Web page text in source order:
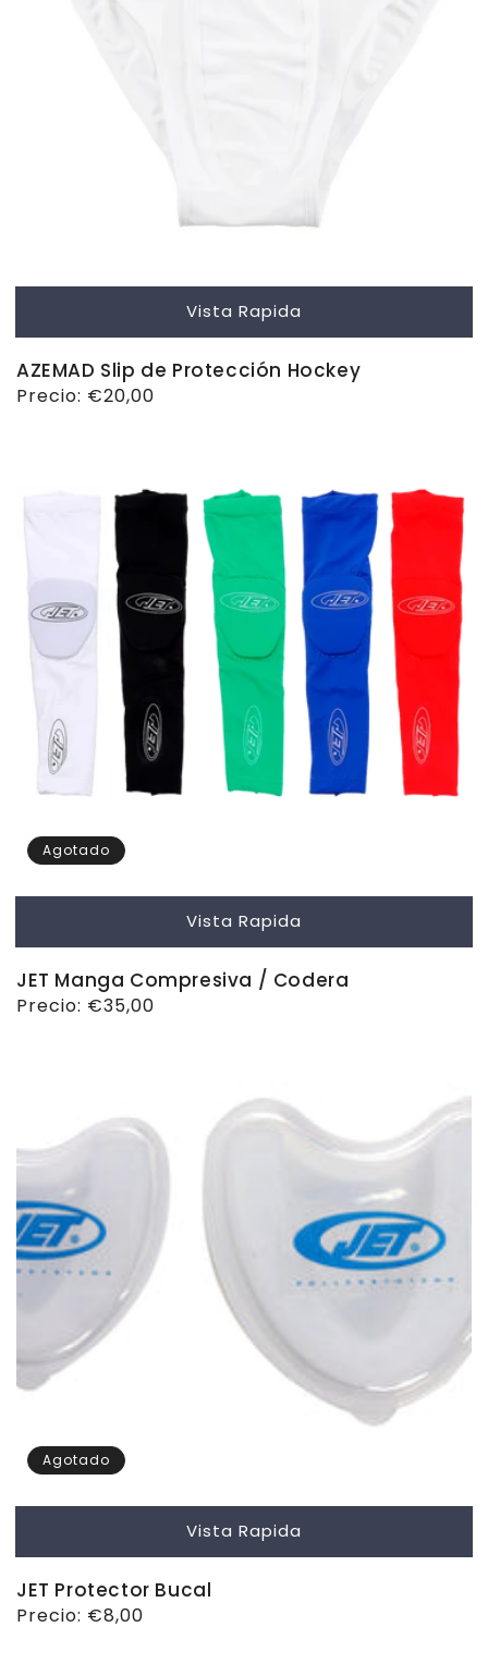
Vista Rapida
AZEMAD Slip de Protección Hockey
Precio
Precio: €20,00
Agotado
Vista Rapida
JET Manga Compresiva / Codera
Precio
Precio: €35,00
Agotado
Vista Rapida
JET Protector Bucal
Precio
Precio: €8,00